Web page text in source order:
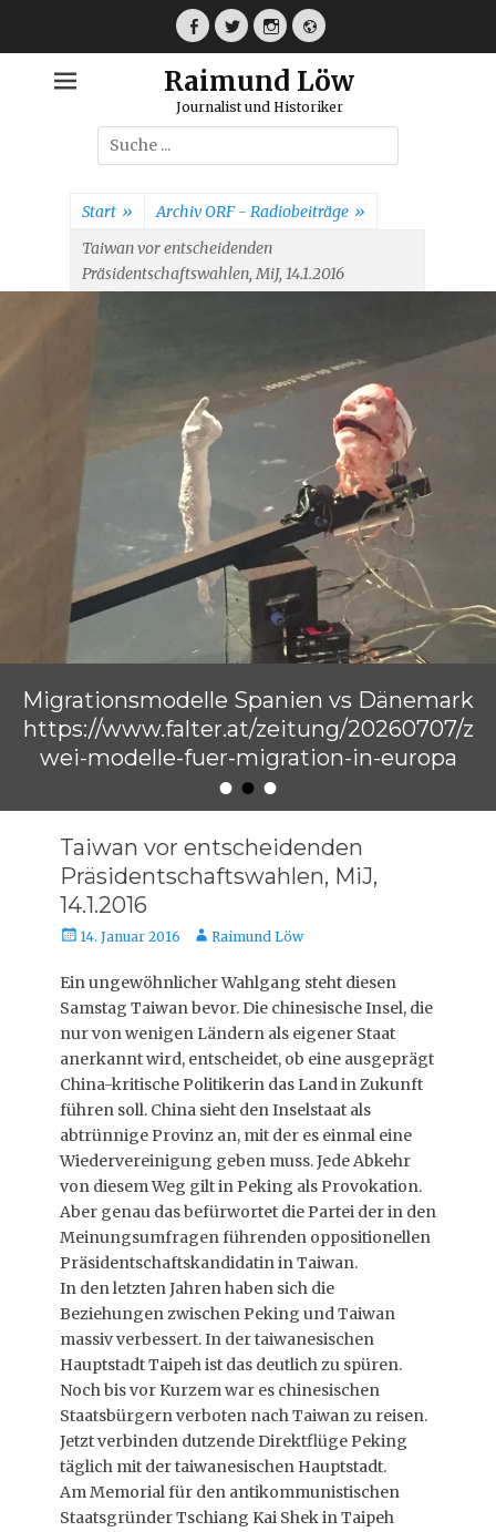
Facebook
TwitterInstagramWebseite
Raimund Löw
Journalist und Historiker
Suche
nach:
Start » Archiv ORF - Radiobeiträge »
Taiwan vor entscheidenden
Präsidentschaftswahlen, MiJ, 14.1.2016
•••
Migrationsmodelle Spanien vs Dänemark
https://www.falter.at/zeitung/20260707/z
wei-modelle-fuer-migration-in-europa
Raimund Löw
Taiwan vor entscheidenden
Präsidentschaftswahlen, MiJ,
14.1.2016
Veröffentlicht
14. Januar 2016 AutorRaimund Löw
Ein ungewöhnlicher Wahlgang steht diesen
Samstag Taiwan bevor. Die chinesische Insel, die
nur von wenigen Ländern als eigener Staat
anerkannt wird, entscheidet, ob eine ausgeprägt
China-kritische Politikerin das Land in Zukunft
führen soll. China sieht den Inselstaat als
abtrünnige Provinz an, mit der es einmal eine
Wiedervereinigung geben muss. Jede Abkehr
von diesem Weg gilt in Peking als Provokation.
Aber genau das befürwortet die Partei der in den
Meinungsumfragen führenden oppositionellen
Präsidentschaftskandidatin in Taiwan.
In den letzten Jahren haben sich die
Beziehungen zwischen Peking und Taiwan
massiv verbessert. In der taiwanesischen
Hauptstadt Taipeh ist das deutlich zu spüren.
Noch bis vor Kurzem war es chinesischen
Staatsbürgern verboten nach Taiwan zu reisen.
Jetzt verbinden dutzende Direktflüge Peking
täglich mit der taiwanesischen Hauptstadt.
Am Memorial für den antikommunistischen
Staatsgründer Tschiang Kai Shek in Taipeh